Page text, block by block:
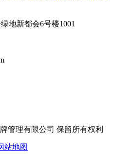
地新都会6号楼1001
管理有限公司 保留所有权利
站地图